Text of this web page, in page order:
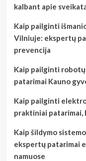
kalbant apie
Kaip pailginti
Vilniuje: ekspertų
prevencija
Kaip pailginti
patarimai Kauno
Kaip pailginti
praktiniai patarimai,
Kaip šildymo
ekspertų patarimai
namuose